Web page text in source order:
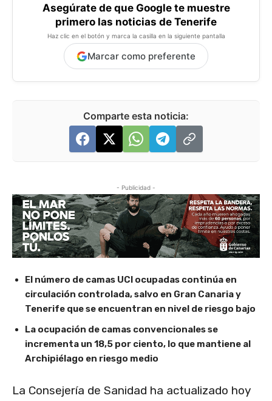
Asegúrate de que Google te muestre
primero las noticias de Tenerife
Haz clic en el botón y marca la casilla en la siguiente pantalla
Marcar como preferente
Comparte esta noticia:
- Publicidad -
El número de camas UCI ocupadas continúa en
circulación controlada, salvo en Gran Canaria y
Tenerife que se encuentran en nivel de riesgo bajo
La ocupación de camas convencionales se
incrementa un 18,5 por ciento, lo que mantiene al
Archipiélago en riesgo medio
La Consejería de Sanidad ha actualizado hoy